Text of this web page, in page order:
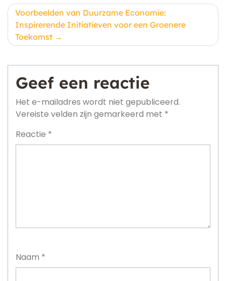
Voorbeelden van Duurzame Economie:
Inspirerende Initiatieven voor een Groenere
Toekomst
Geef een reactie
Het e-mailadres wordt niet gepubliceerd.
Vereiste velden zijn gemarkeerd met *
Reactie *
Naam *